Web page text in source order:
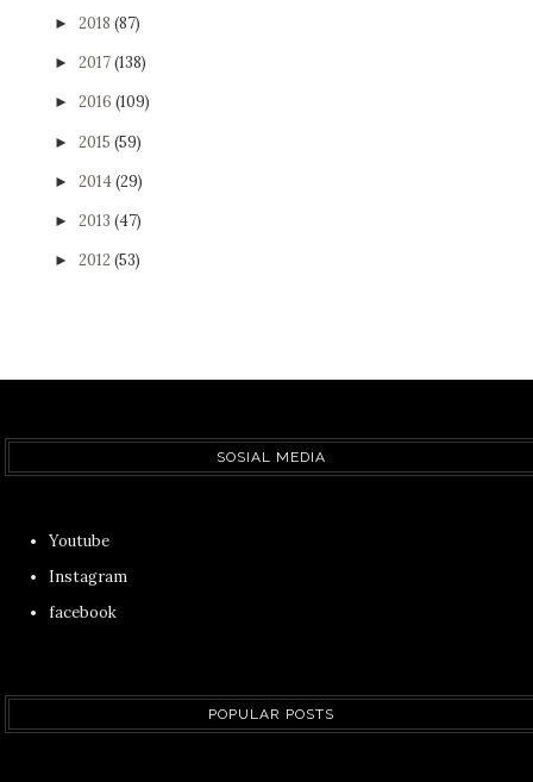
► 2018 (87)
► 2017(138)
► 2016 (109)
► 2015 (59)
► 2014(29)
► 2013 (47)
► 2012 (53)
SOSIAL MEDIA
Youtube
Instagram
facebook
POPULAR POSTS